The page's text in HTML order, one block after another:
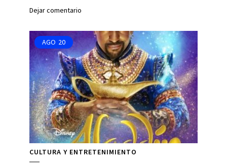
Dejar comentario
AGO 20
CULTURA Y ENTRETENIMIENTO